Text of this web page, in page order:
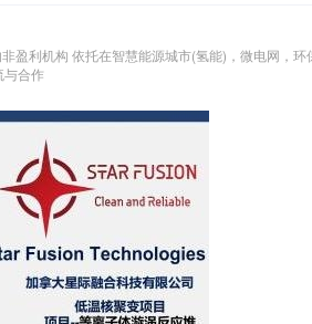
盈利机构 依托在智慧能源城市(氢能)，微电网，
合作